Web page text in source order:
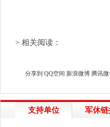
> 相关阅读：
分享到 QQ空间 新浪微博 腾讯
支持单位 军休链